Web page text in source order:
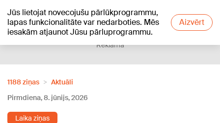
Jūs lietojat novecojušu pārlūkprogrammu,
lapas funkcionalitāte var nedarboties. Mēs
iesakām atjaunot Jūsu pārluprogrammu.
Aizvērt
+20°C
Reklāma
1188 ziņas
Aktuāli
Pirmdiena, 8. jūnijs, 2026
Laika ziņas